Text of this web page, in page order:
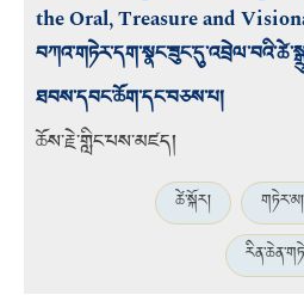
the Oral, Treasure and
ཐབས་དབང་ཆོག་དང་བཅས་པ།
ཆོས་རྗེ་གླིང་པས་མཛད།
ཚེ་སྐོར། གཏེར་མ།